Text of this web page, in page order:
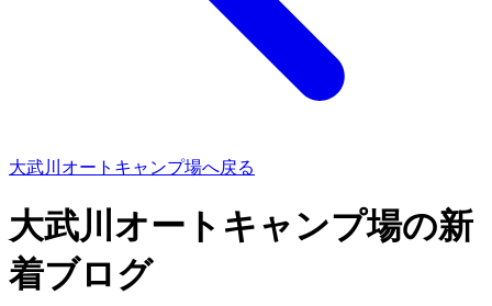
大武川オートキャンプ場へ戻る
大武川オートキャンプ場の新
着ブログ